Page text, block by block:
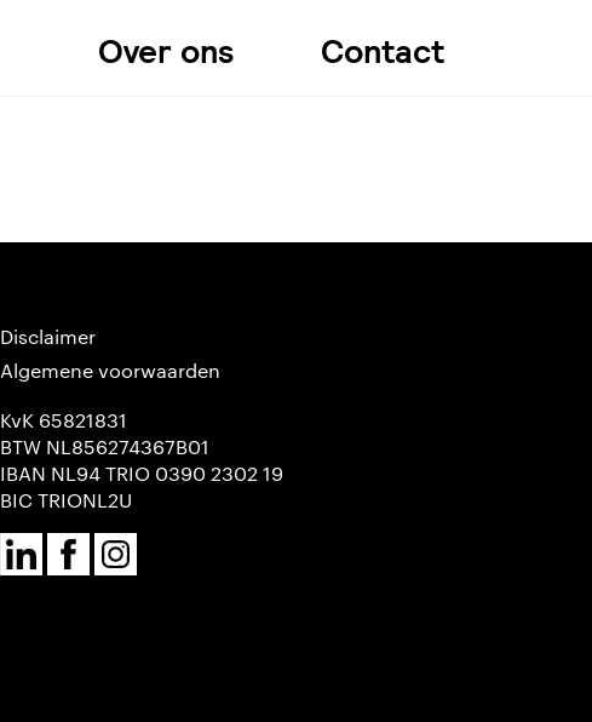
Over ons Contact
Disclaimer
Algemene voorwaarden
KvK 65821831
BTW NL856274367B01
IBAN NL94 TRIO 0390 2302 19
BIC TRIONL2U